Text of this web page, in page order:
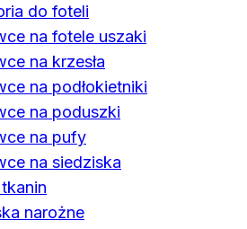
do foteli
na fotele uszaki
na krzesła
na podłokietniki
na poduszki
na pufy
na siedziska
narożne